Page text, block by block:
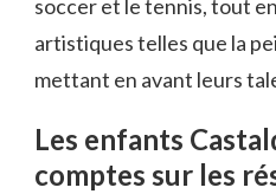
soccer et le tennis, tout
artistiques telles que la
mettant en avant leurs
Les enfants
comptes sur les